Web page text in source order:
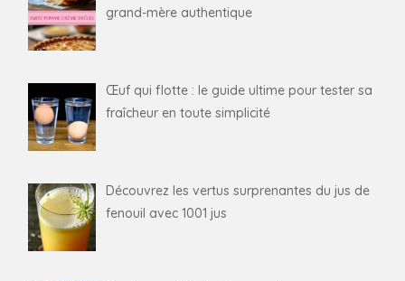
grand-mère authentique
Œuf qui flotte : le guide ultime pour tester sa
fraîcheur en toute simplicité
Découvrez les vertus surprenantes du jus de
fenouil avec 1001 jus